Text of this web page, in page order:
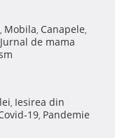
, Mobila, Canapele,
Jurnal de mama
, Iesirea din
19, Pandemie